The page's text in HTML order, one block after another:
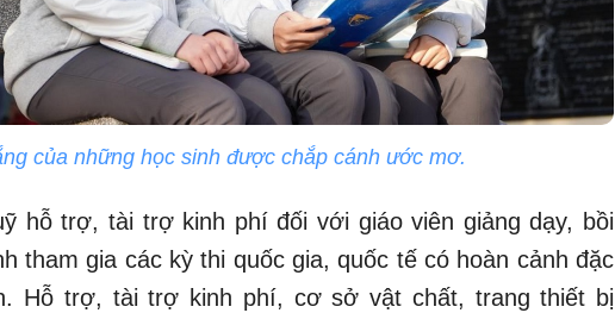
của những học sinh được chắp cánh ước mơ.
hỗ trợ, tài trợ kinh phí đối với giáo viên giảng dạy, bồi
tham gia các kỳ thi quốc gia, quốc tế có hoàn cảnh đặc
Hỗ trợ, tài trợ kinh phí, cơ sở vật chất, trang thiết bị